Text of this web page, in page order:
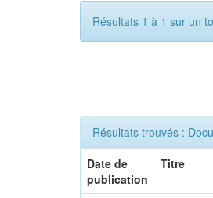
Résultats 1 à 1 sur un
Résultats trouvés :
Date de
publication
Titre